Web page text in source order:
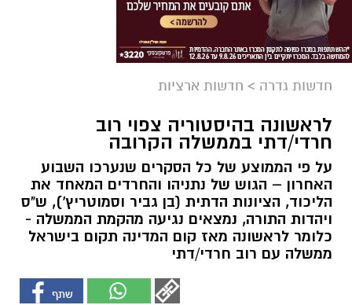
חדשות גדרה > חדשות ארציות
לראשונה בהיסטוריה צפוי רוב
חרדי/דתי בממשלה הקרובה
על פי הממוצע של כל הסקרים שנערכו השבוע
האחרון – הגוש של נתניהו והחרדים המאחד את
הליכוד, הציונות הדתית (בן גביר וסמוטריץ'), ש"ס
ויהדות התורה, נמצאים נגיעה מהקמת הממשלה -
כלומר לראשונה מאז קום המדינה תקום בישראל
ממשלה עם רוב חרדי/דתי